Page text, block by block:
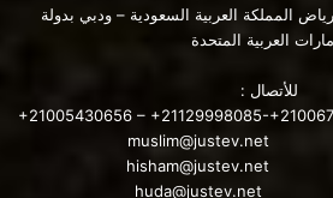
المملكة العربية السعودية – ودبي بدولة
العربية المتحدة
للأتصال :
+21005430656 – +21129998085-
muslim@justev.net
hisham@justev.net
huda@justev.net